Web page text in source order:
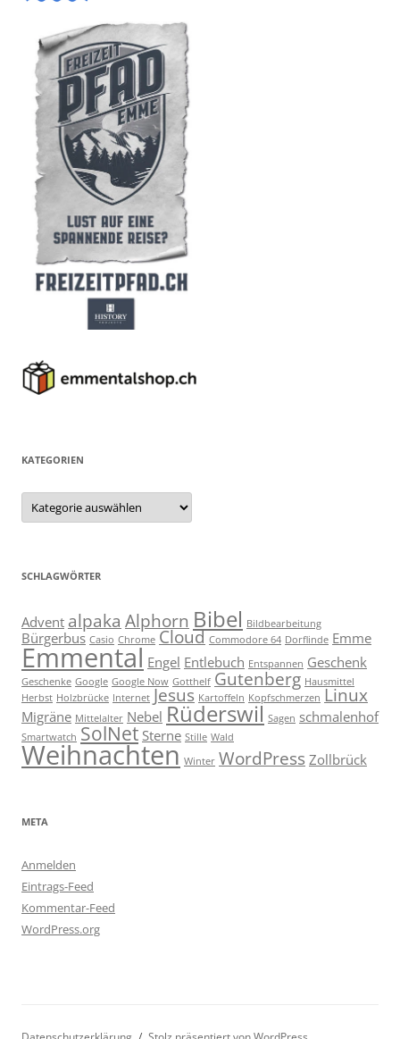
KATEGORIEN
Kategorien
SCHLAGWÖRTER
Advent alpaka Alphorn Bibel Bildbearbeitung
Bürgerbus Casio Chrome Cloud Commodore 64 Dorflinde Emme
Emmental Engel Entlebuch Entspannen Geschenk
Geschenke Google Google Now Gotthelf Gutenberg Hausmittel
Herbst Holzbrücke Internet Jesus Kartoffeln Kopfschmerzen Linux
Migräne Mittelalter Nebel Rüderswil Sagen schmalenhof
Smartwatch SolNet Sterne Stille Wald
Weihnachten Winter WordPress Zollbrück
META
Anmelden
Eintrags-Feed
Kommentar-Feed
WordPress.org